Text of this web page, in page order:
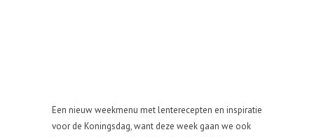
Een nieuw weekmenu met lenterecepten en inspiratie
voor de Koningsdag, want deze week gaan we ook